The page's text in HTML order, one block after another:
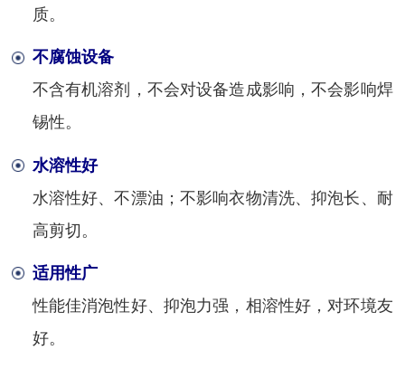
质。
不腐蚀设备
不含有机溶剂，不会对设备造成影响，不会影响焊
锡性。
水溶性好
水溶性好、不漂油；不影响衣物清洗、抑泡长、耐
高剪切。
适用性广
性能佳消泡性好、抑泡力强，相溶性好，对环境友
好。